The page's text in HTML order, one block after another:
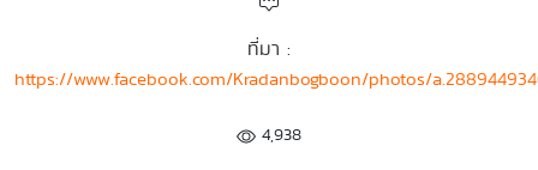
ที่มา :
https://www.facebook.com/Kradanbogboon/photos/
4,938